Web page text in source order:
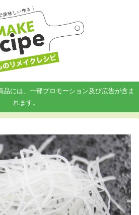
品には、一部プロモーション及び広告が含ま
れます。